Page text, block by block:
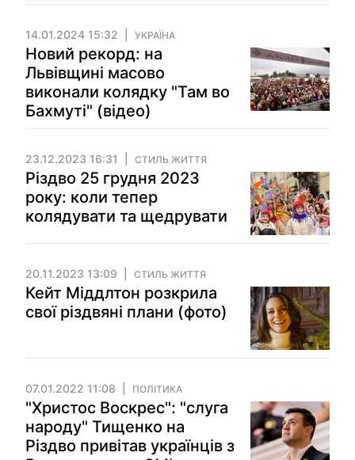
14.01.2024 15:32 УКРАЇНА
Новий рекорд: на
Львівщині масово
виконали колядку "Там во
Бахмуті" (відео)
23.12.2023 16:31 СТИЛЬ ЖИТТЯ
Різдво 25 грудня 2023
року: коли тепер
колядувати та щедрувати
20.11.2023 13:09 СТИЛЬ ЖИТТЯ
Кейт Міддлтон розкрила
свої різдвяні плани (фото)
07.01.2022 11:08 ПОЛІТИКА
"Христос Воскрес": "слуга
народу" Тищенко на
Різдво привітав українців з